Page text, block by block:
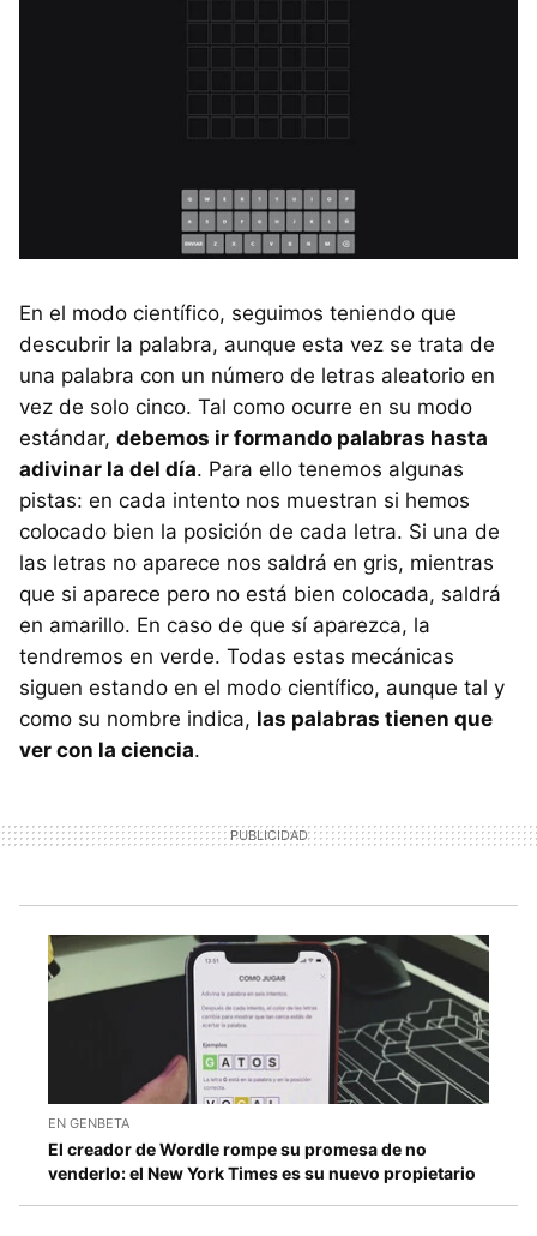
En el modo científico, seguimos teniendo que
descubrir la palabra, aunque esta vez se trata de
una palabra con un número de letras aleatorio en
vez de solo cinco. Tal como ocurre en su modo
estándar, debemos ir formando palabras hasta
adivinar la del día. Para ello tenemos algunas
pistas: en cada intento nos muestran si hemos
colocado bien la posición de cada letra. Si una de
las letras no aparece nos saldrá en gris, mientras
que si aparece pero no está bien colocada, saldrá
en amarillo. En caso de que sí aparezca, la
tendremos en verde. Todas estas mecánicas
siguen estando en el modo científico, aunque tal y
como su nombre indica, las palabras tienen que
ver con la ciencia.
EN GENBETA
El creador de Wordle rompe su promesa de no
venderlo: el New York Times es su nuevo propietario